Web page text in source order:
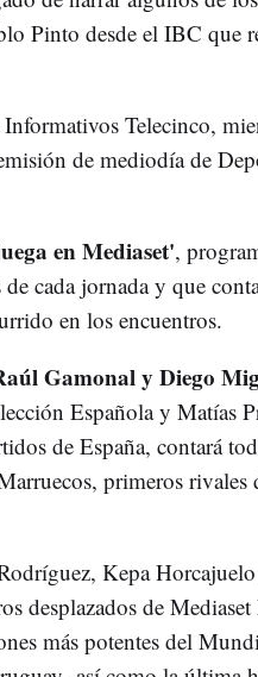
Pinto desde el IBC que
Telecinco,
de mediodía de
en Mediaset',
cada jornada y que
en los encuentros.
Gamonal y Diego
Española y Matías
de España, contará
primeros rivales
Kepa
desplazados de Mediaset
más potentes del